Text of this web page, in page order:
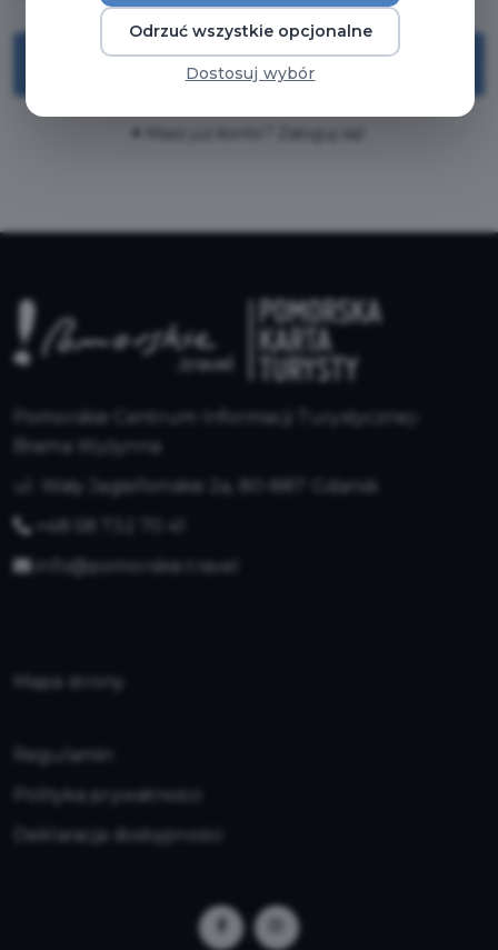
Załóż konto
Pomorskie Centrum Informacji Turystycznej-
Brama Wyżynna
ul. Wały Jagiellońskie 2a, 80-887 Gdańsk
+48 58 732 70 41
info@pomorskie.travel
Mapa strony
Regulamin
Polityka prywatności
Deklaracja dostępności
Odrzuć wszystkie opcjonalne
Dostosuj wybór